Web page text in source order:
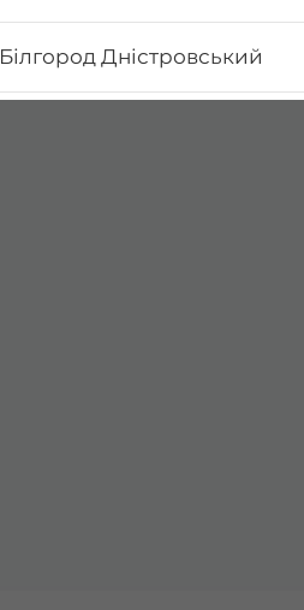
Білгород Дністровський